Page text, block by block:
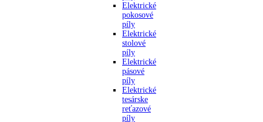
Elektrické
pokosové
píly
Elektrické
stolové
píly
Elektrické
pásové
píly
Elektrické
tesárske
reťazové
píly